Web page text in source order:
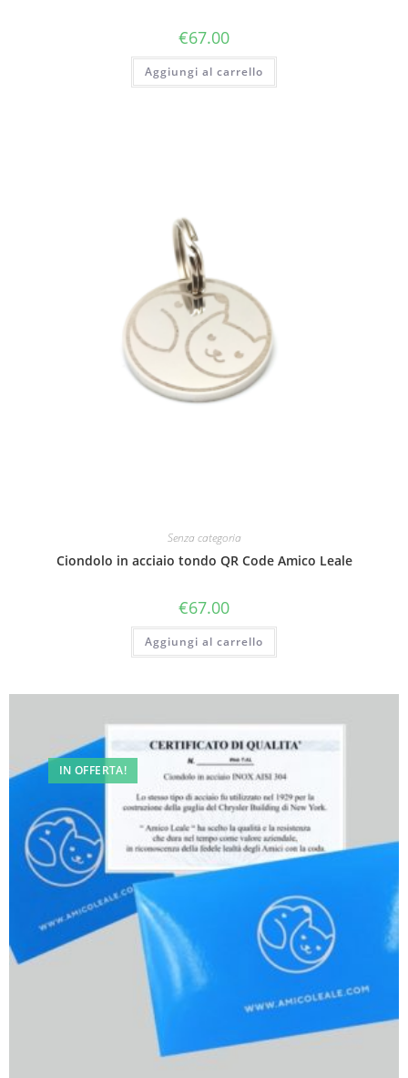
€67.00
Aggiungi al carrello
Senza categoria
Ciondolo in acciaio tondo QR Code Amico Leale
€67.00
Aggiungi al carrello
IN OFFERTA!